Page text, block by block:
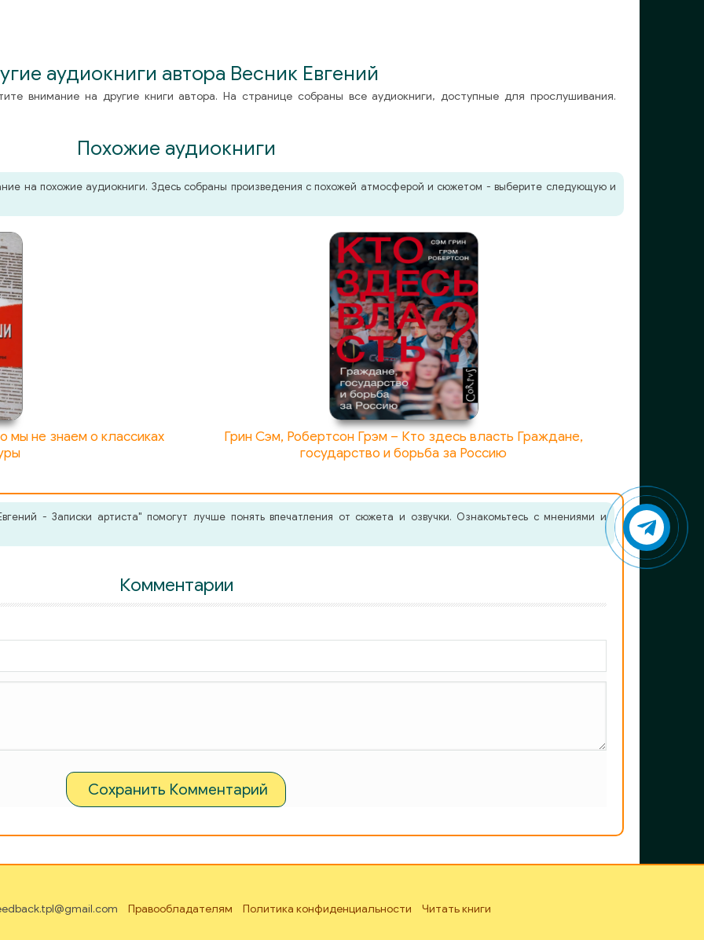
аудиокниги автора Весник Евгений
внимание на другие книги автора. На странице собраны все аудиокниги, доступные для прослушивания.
Похожие аудиокниги
на похожие аудиокниги. Здесь собраны произведения с похожей атмосферой и сюжетом - выберите следующую и
мы не знаем о классиках
Грин Сэм, Робертсон Грэм – Кто здесь власть Граждане,
государство и борьба за Россию
- Записки артиста" помогут лучше понять впечатления от сюжета и озвучки. Ознакомьтесь с мнениями и
Комментарии
Сохранить Комментарий
Правообладателям Политика конфиденциальности Читать книги